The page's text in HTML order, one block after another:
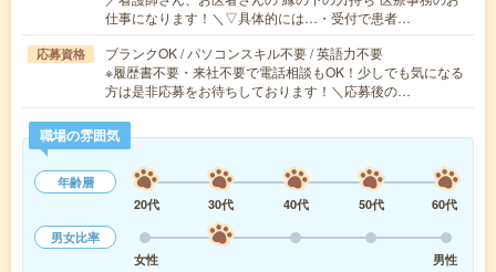
仕事になります！＼▽具体的には…・受付で患者…
応募資格
ブランクOK / パソコンスキル不要 / 英語力不要
※履歴書不要・来社不要で電話相談もOK！少しでも気になる
方は是非応募をお待ちしております！＼応募後の…
職場の雰囲気
年齢層
20代
30代 40代 50代
60代
男女比率
女性
男性